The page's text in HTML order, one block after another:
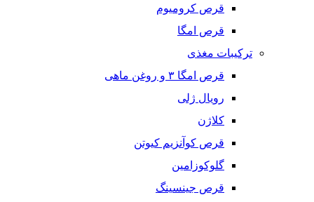
قرص کرومیوم
قرص امگا
ترکیبات مغذی
قرص امگا ٣ و روغن ماهی
رویال ژلی
کلاژن
قرص کوآنزیم کیوتن
گلوکوزامین
قرص جینسینگ